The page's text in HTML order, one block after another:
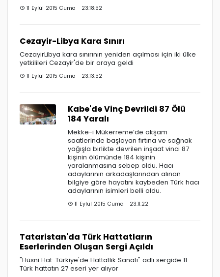
11 Eylül 2015 Cuma 23:18:52
Cezayir-Libya Kara Sınırı
CezayirLibya kara sınırının yeniden açılması için iki ülke
yetkilileri Cezayir'de bir araya geldi
11 Eylül 2015 Cuma 23:13:52
Kabe'de Vinç Devrildi 87 Ölü
184 Yaralı
Mekke-i Mükerreme’de akşam
saatlerinde başlayan fırtına ve sağnak
yağışla birlikte devrilen inşaat vinci 87
kişinin ölümünde 184 kişinin
yaralanmasına sebep oldu. Hacı
adaylarının arkadaşlarından alınan
bilgiye göre hayatını kaybeden Türk hacı
adaylarının isimleri belli oldu.
11 Eylül 2015 Cuma 23:11:22
Tataristan'da Türk Hattatların
Eserlerinden Oluşan Sergi Açıldı
"Hüsni Hat: Türkiye'de Hattatlık Sanatı" adlı sergide 11
Türk hattatın 27 eseri yer alıyor